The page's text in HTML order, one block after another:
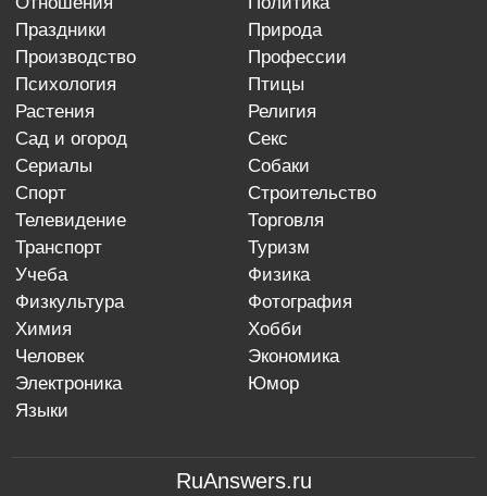
праздники
природа
производство
профессии
психология
птицы
растения
религия
сад и огород
секс
сериалы
собаки
спорт
строительство
телевидение
торговля
транспорт
туризм
учеба
физика
физкультура
фотография
химия
хобби
человек
экономика
электроника
юмор
языки
RuAnswers.ru